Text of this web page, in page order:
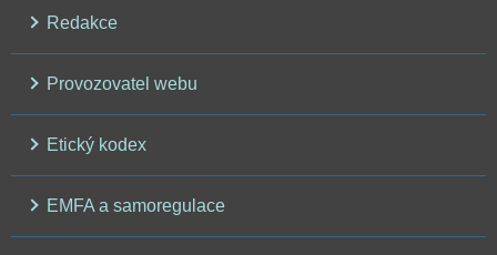
Redakce
Provozovatel webu
Etický kodex
EMFA a samoregulace